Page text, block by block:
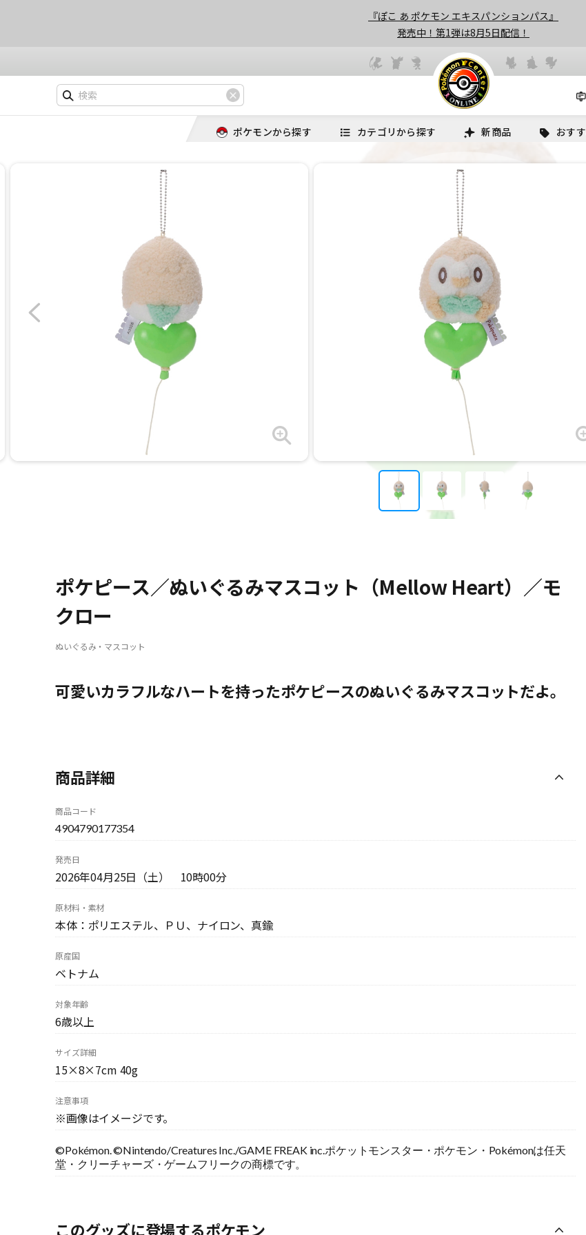
『ぽこ あ ポケモン エキスパンションパス』
発売中！第1弾は8月5日配信！
ポケモンから探す カテゴリから探す 新商品 おす
ポケピース／ぬいぐるみマスコット（Mellow Heart）／モ
クロー
ぬいぐるみ・マスコット
可愛いカラフルなハートを持ったポケピースのぬいぐるみマスコットだよ。
商品詳細
商品コード
4904790177354
発売日
2026年04月25日（土） 10時00分
原材料・素材
本体：ポリエステル、ＰＵ、ナイロン、真鍮
原産国
ベトナム
対象年齢
6歳以上
サイズ詳細
15×8×7cm 40g
注意事項
※画像はイメージです。
©Pokémon. ©Nintendo/Creatures Inc./GAME FREAK inc.ポケットモンスター・ポケモン・Pokémonは任天
堂・クリーチャーズ・ゲームフリークの商標です。
このグッズに登場するポケモン